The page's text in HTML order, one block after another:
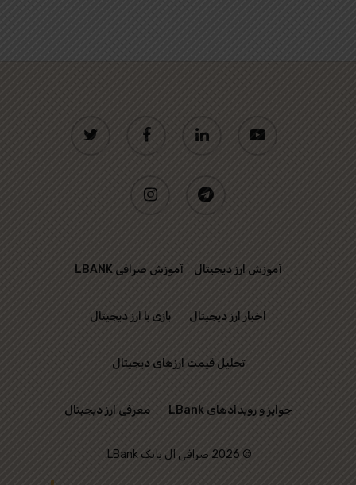
facebook linkedin
instagram telegram
آموزش ارز دیجیتال آموزش صرافی LBANK
اخبار ارز دیجیتال بازی با ارز دیجیتال
تحلیل قیمت ارزهای دیجیتال
جوایز و رویدادهای LBank معرفی ارز دیجیتال
© 2026 صرافی ال بانک LBank.